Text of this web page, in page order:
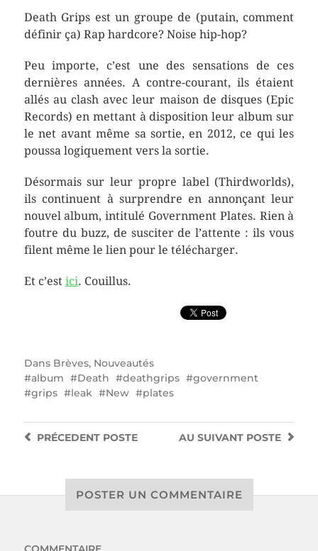
Death Grips est un groupe de (putain, comment
définir ça) Rap hardcore? Noise hip-hop?
Peu importe, c’est une des sensations de ces
dernières années. A contre-courant, ils étaient
allés au clash avec leur maison de disques (Epic
Records) en mettant à disposition leur album sur
le net avant même sa sortie, en 2012, ce qui les
poussa logiquement vers la sortie.
Désormais sur leur propre label (Thirdworlds),
ils continuent à surprendre en annonçant leur
nouvel album, intitulé Government Plates. Rien à
foutre du buzz, de susciter de l’attente : ils vous
filent même le lien pour le télécharger.
Et c’est ici. Couillus.
Dans Brèves, Nouveautés
album
Death deathgrips
government
grips
leak New plates
AU SUIVANT POSTE
PRÉCEDENTPOSTE
POSTER UN COMMENTAIRE